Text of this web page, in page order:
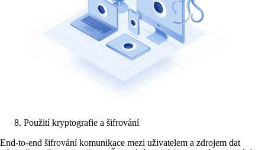
Použití kryptografie a šifrování
End-to-end šifrování komunikace mezi uživatelem a zdrojem dat